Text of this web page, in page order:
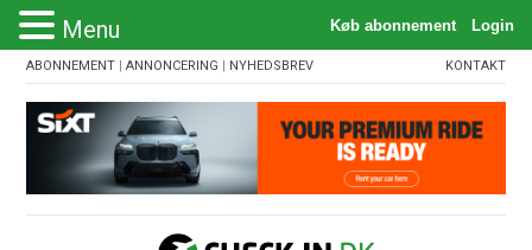
ABONNEMENT |ANNONCERING | NYHEDSBREV KONTAKT
Menu